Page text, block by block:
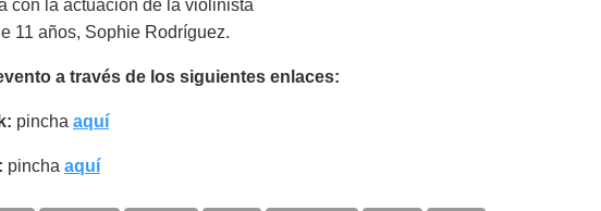
con la actuación de la violinista
11 años, Sophie Rodríguez.
a través de los siguientes enlaces:
pincha aquí
pincha aquí